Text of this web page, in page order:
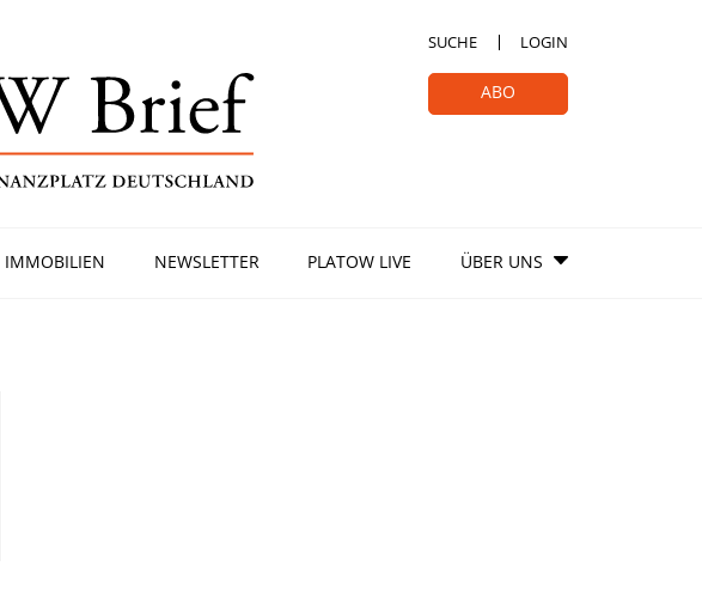
SUCHE LOGIN
ABO
IMMOBILIEN NEWSLETTER PLATOW LIVE ÜBER UNS